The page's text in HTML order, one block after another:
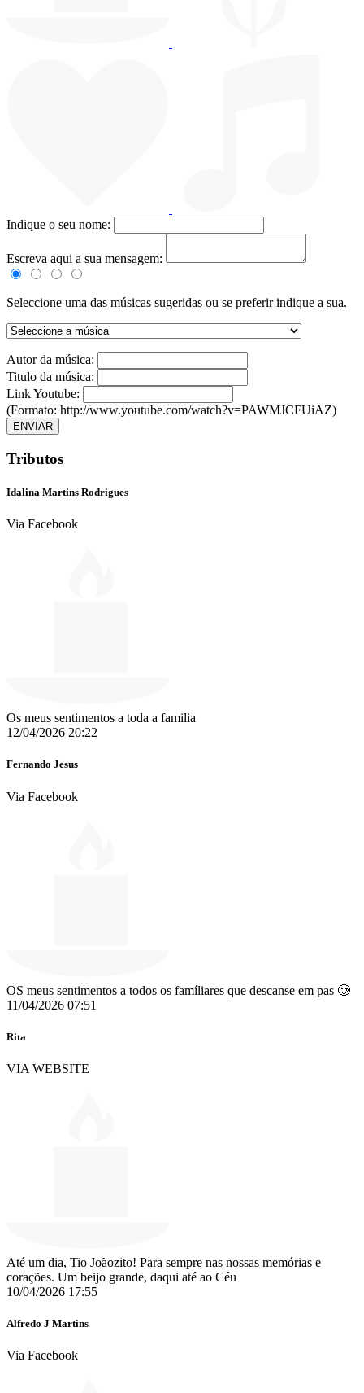
Indique o seu nome:
Escreva aqui a sua mensagem:
Seleccione uma das músicas sugeridas ou se preferir indique a sua.
Autor da música:
Titulo da música:
Link Youtube:
(Formato: http://www.youtube.com/watch?v=PAWMJCFUiAZ)
ENVIAR
Tributos
Idalina Martins Rodrigues
Via Facebook
Os meus sentimentos a toda a familia
12/04/2026 20:22
Fernando Jesus
Via Facebook
OS meus sentimentos a todos os famíliares que descanse em pas ️🥲
11/04/2026 07:51
Rita
VIA WEBSITE
Até um dia, Tio Joãozito! Para sempre nas nossas memórias e
corações. Um beijo grande, daqui até ao Céu
10/04/2026 17:55
Alfredo J Martins
Via Facebook